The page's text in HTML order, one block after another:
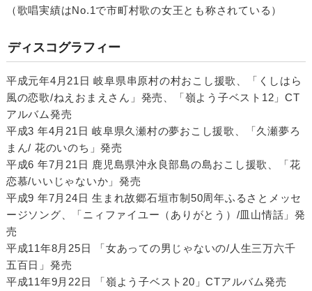
（歌唱実績はNo.1で市町村歌の女王とも称されている）
ディスコグラフィー
平成元年4月21日 岐阜県串原村の村おこし援歌、「くしはら
風の恋歌/ねえおまえさん」発売、「嶺よう子ベスト12」CT
アルバム発売
平成3 年4月21日 岐阜県久瀬村の夢おこし援歌、「久瀬夢ろ
まん/ 花のいのち」発売
平成6 年7月21日 鹿児島県沖永良部島の島おこし援歌、「花
恋慕/いいじゃないか」発売
平成9 年7月24日 生まれ故郷石垣市制50周年ふるさとメッセ
ージソング、「ニィファイユー（ありがとう）/皿山情話」発
売
平成11年8月25日 「女あっての男じゃないの/人生三万六千
五百日」発売
平成11年9月22日 「嶺よう子ベスト20」CTアルバム発売